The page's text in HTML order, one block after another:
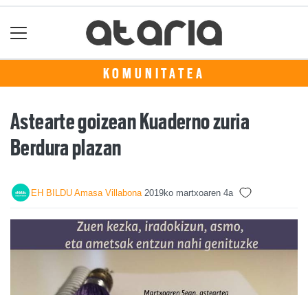
KOMUNITATEA
Astearte goizean Kuaderno zuria
Berdura plazan
EH BILDU Amasa Villabona 2019ko martxoaren 4a